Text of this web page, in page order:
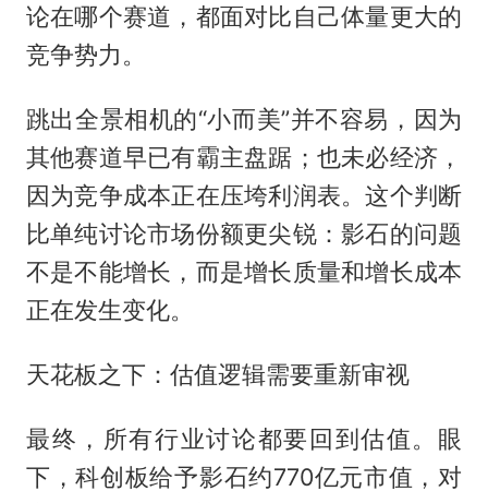
论在哪个赛道，都面对比自己体量更大的
竞争势力。
跳出全景相机的“小而美”并不容易，因为
其他赛道早已有霸主盘踞；也未必经济，
因为竞争成本正在压垮利润表。这个判断
比单纯讨论市场份额更尖锐：影石的问题
不是不能增长，而是增长质量和增长成本
正在发生变化。
天花板之下：估值逻辑需要重新审视
最终，所有行业讨论都要回到估值。眼
下，科创板给予影石约770亿元市值，对